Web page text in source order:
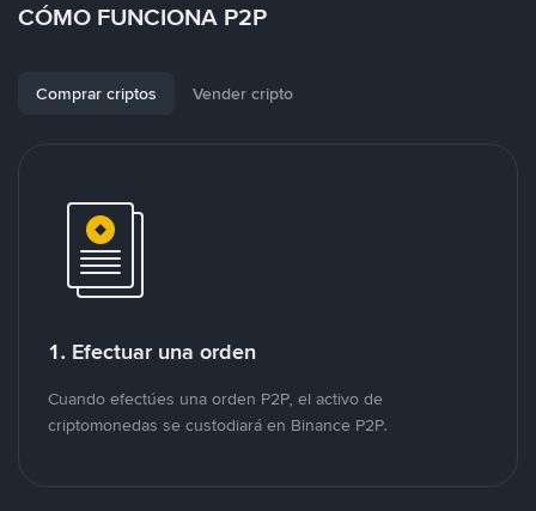
CÓMO FUNCIONA P2P
Comprar criptos Vender cripto
1. Efectuar una orden
Cuando efectúes una orden P2P, el activo de
criptomonedas se custodiará en Binance P2P.